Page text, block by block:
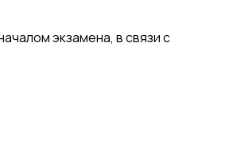
экзамена, в связи с